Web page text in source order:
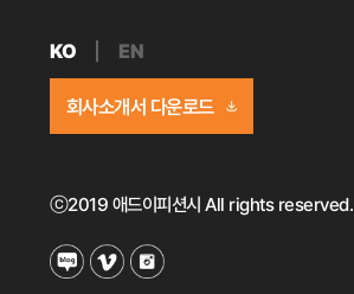
KO EN
회사소개서 다운로드
ⓒ2019 애드이피션시 All rights reserved.